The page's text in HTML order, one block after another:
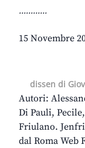
............
15 Novembre
dissen di
Autori:
Di Pauli,
Friulano.
dal Roma Web